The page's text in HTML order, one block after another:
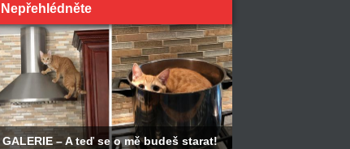
Nepřehlédněte
GALERIE – A teď se o mě budeš starat!